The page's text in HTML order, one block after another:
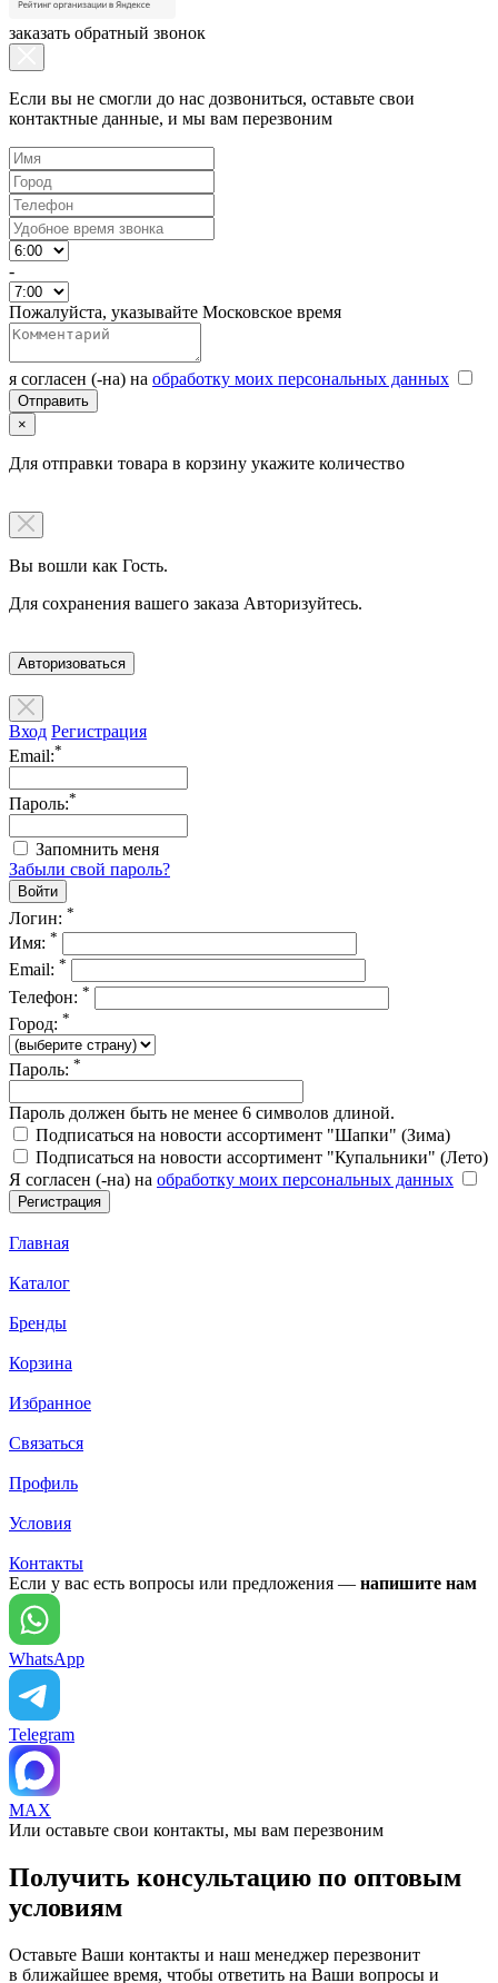
заказать обратный звонок
Если вы не смогли до нас дозвониться, оставьте свои
контактные данные, и мы вам перезвоним
-
Пожалуйста, указывайте Московское время
я согласен (-на) на обработку моих персональных данных
×
Для отправки товара в корзину укажите количество
Вы вошли как Гость.
Для сохранения вашего заказа Авторизуйтесь.
Авторизоваться
Вход Регистрация
Email:*
Пароль:*
Запомнить меня
Забыли свой пароль?
Логин: *
Имя: *
Email: *
Телефон: *
Город: *
Пароль: *
Пароль должен быть не менее 6 символов длиной.
Подписаться на новости ассортимент "Шапки" (Зима)
Подписаться на новости ассортимент "Купальники" (Лето)
Я согласен (-на) на обработку моих персональных данных
Главная
Каталог
Бренды
Корзина
Избранное
Связаться
Профиль
Условия
Контакты
Если у вас есть вопросы или предложения — напишите нам
WhatsApp
Telegram
MAX
Или оставьте свои контакты, мы вам перезвоним
Получить консультацию по оптовым
условиям
Оставьте Ваши контакты и наш менеджер перезвонит
в ближайшее время, чтобы ответить на Ваши вопросы и